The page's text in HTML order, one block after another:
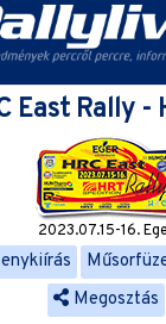
East Rally -
2023.07.15-16.
Megosztás